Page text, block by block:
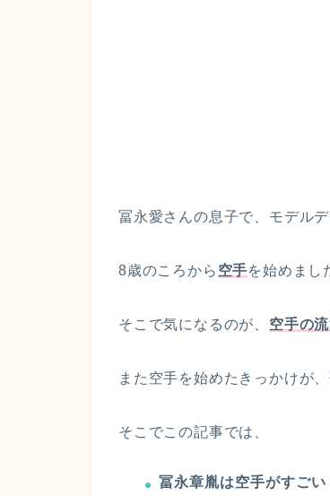
冨永愛さんの息子で、モデル
8歳のころから 空手を始めまし
そこで気になるのが、 空手の
また空手を始めたきっかけが
そこでこの記事では、
冨永章胤は空手がすごい